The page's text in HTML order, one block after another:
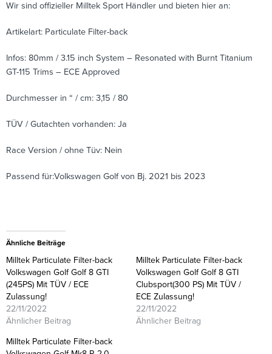
Wir sind offizieller Milltek Sport Händler und bieten hier an:
Artikelart: Particulate Filter-back
Infos: 80mm / 3.15 inch System – Resonated with Burnt Titanium
GT-115 Trims – ECE Approved
Durchmesser in “ / cm: 3,15 / 80
TÜV / Gutachten vorhanden: Ja
Race Version / ohne Tüv: Nein
Passend für:Volkswagen Golf von Bj. 2021 bis 2023
Ähnliche Beiträge
Milltek Particulate Filter-back
Volkswagen Golf Golf 8 GTI
(245PS) Mit TÜV / ECE
Zulassung!
22/11/2022
Ähnlicher Beitrag
Milltek Particulate Filter-back
Volkswagen Golf Golf 8 GTI
Clubsport(300 PS) Mit TÜV /
ECE Zulassung!
22/11/2022
Ähnlicher Beitrag
Milltek Particulate Filter-back